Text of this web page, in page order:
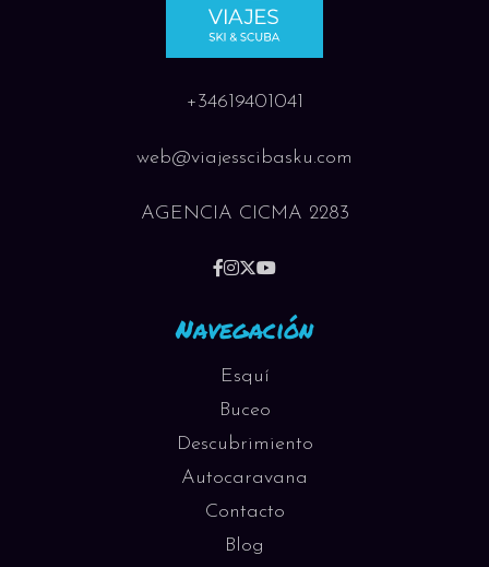
+34619401041
web@viajesscibasku.com
AGENCIA CICMA 2283
Navegación
Esquí
Buceo
Descubrimiento
Autocaravana
Contacto
Blog